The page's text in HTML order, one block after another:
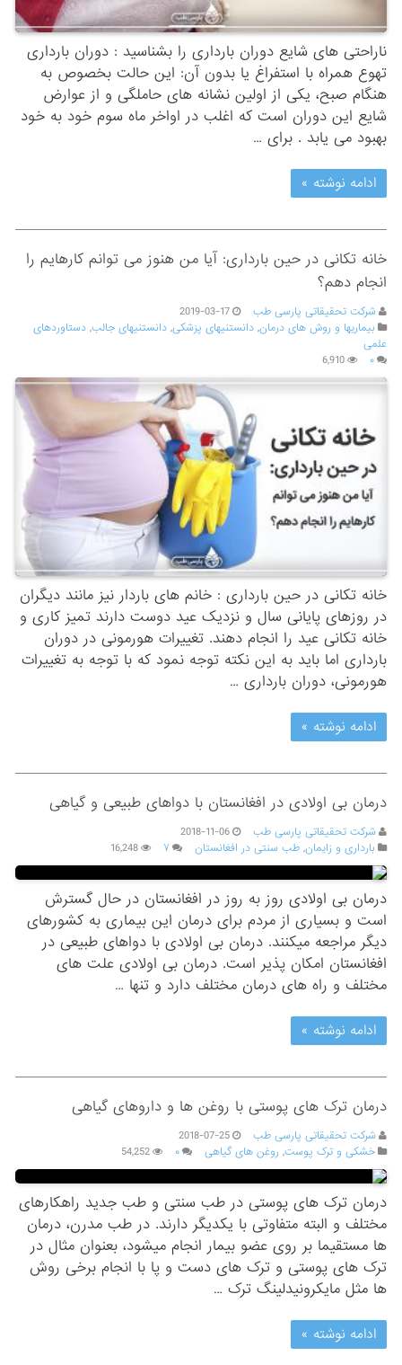
ناراحتی های شایع دوران بارداری را بشناسید : دوران بارداری
تهوع همراه با استفراغ یا بدون آن: این حالت بخصوص به
هنگام صبح، یکی از اولین نشانه های حاملگی و از عوارض
شایع این دوران است که اغلب در اواخر ماه سوم خود به خود
بهبود می یابد . برای …
ادامه نوشته »
خانه تکانی در حین بارداری: آیا من هنوز می توانم کارهایم را
انجام دهم؟
شرکت تحقیقاتی پارسی طب
2019-03-17
بیماریها و روش های درمان,دانستنیهای پزشکی,دانستنیهای جالب,دستاوردهای
علمی
۰
6,910
خانه تکانی در حین بارداری : خانم های باردار نیز مانند دیگران
در روزهای پایانی سال و نزدیک عید دوست دارند تمیز کاری و
خانه تکانی عید را انجام دهند. تغییرات هورمونی در دوران
بارداری اما باید به این نکته توجه نمود که با توجه به تغییرات
هورمونی، دوران بارداری …
ادامه نوشته »
درمان بی اولادی در افغانستان با دواهای طبیعی و گیاهی
شرکت تحقیقاتی پارسی طب
2018-11-06
بارداری و زایمان,طب سنتی در افغانستان ۷ 16,248
درمان بی اولادی روز به روز در افغانستان در حال گسترش
است و بسیاری از مردم برای درمان این بیماری به کشورهای
دیگر مراجعه میکنند. درمان بی اولادی با دواهای طبیعی در
افغانستان امکان پذیر است. درمان بی اولادی علت های
مختلف و راه های درمان مختلف دارد و تنها …
ادامه نوشته »
درمان ترک های پوستی با روغن ها و داروهای گیاهی
شرکت تحقیقاتی پارسی طب
2018-07-25
خشکی و ترک پوست,روغن های گیاهی ۰ 54,252
درمان ترک های پوستی در طب سنتی و طب جدید راهکارهای
مختلف و البته متفاوتی با یکدیگر دارند. در طب مدرن، درمان
ها مستقیما بر روی عضو بیمار انجام میشود، بعنوان مثال در
ترک های پوستی و ترک های دست و پا با انجام برخی روش
ها مثل مایکرونیدلینگ ترک …
ادامه نوشته »